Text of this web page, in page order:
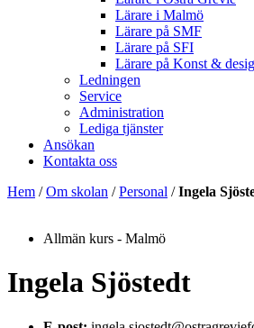
Lärare i Malmö
Lärare på SMF
Lärare på SFI
Lärare på Konst &
Ledningen
Service
Administration
Lediga tjänster
Ansökan
Kontakta oss
Hem /Om skolan /Personal /Ingela
Allmän kurs - Malmö
Ingela Sjöstedt